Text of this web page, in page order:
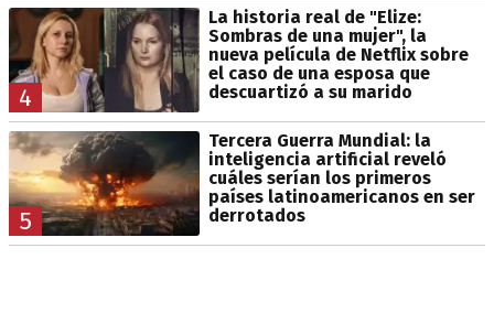
4
La historia real de "Elize:
Sombras de una mujer", la
nueva película de Netflix sobre
el caso de una esposa que
descuartizó a su marido
5
Tercera Guerra Mundial: la
inteligencia artificial reveló
cuáles serían los primeros
países latinoamericanos en ser
derrotados